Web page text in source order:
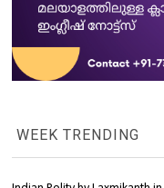
WEEK TRENDING